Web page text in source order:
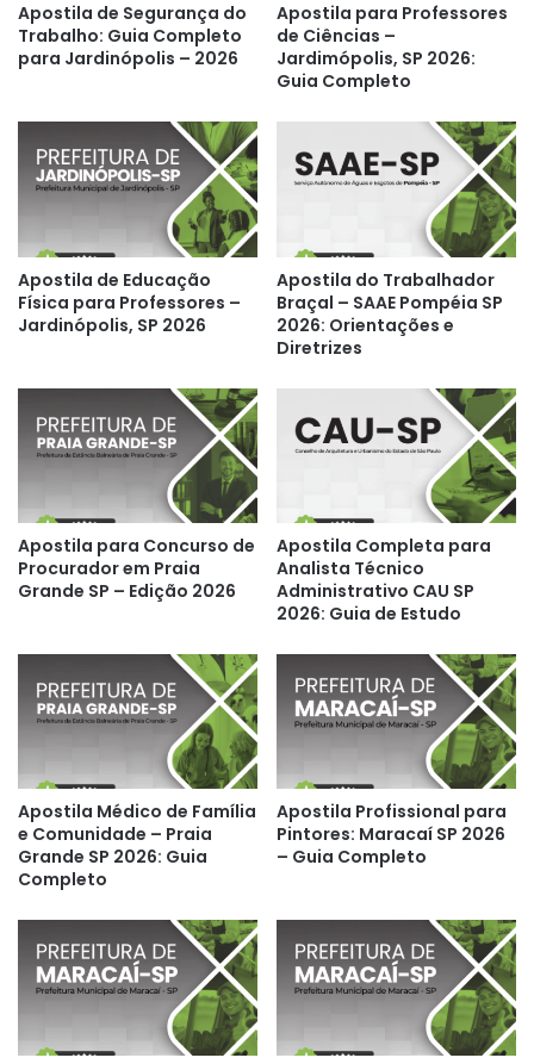
Apostila de Segurança do
Trabalho: Guia Completo
para Jardinópolis – 2026
Apostila para Professores
de Ciências –
Jardimópolis, SP 2026:
Guia Completo
Apostila de Educação
Física para Professores –
Jardinópolis, SP 2026
Apostila do Trabalhador
Braçal – SAAE Pompéia SP
2026: Orientações e
Diretrizes
Apostila para Concurso de
Procurador em Praia
Grande SP – Edição 2026
Apostila Completa para
Analista Técnico
Administrativo CAU SP
2026: Guia de Estudo
Apostila Médico de Família
e Comunidade – Praia
Grande SP 2026: Guia
Completo
Apostila Profissional para
Pintores: Maracaí SP 2026
– Guia Completo